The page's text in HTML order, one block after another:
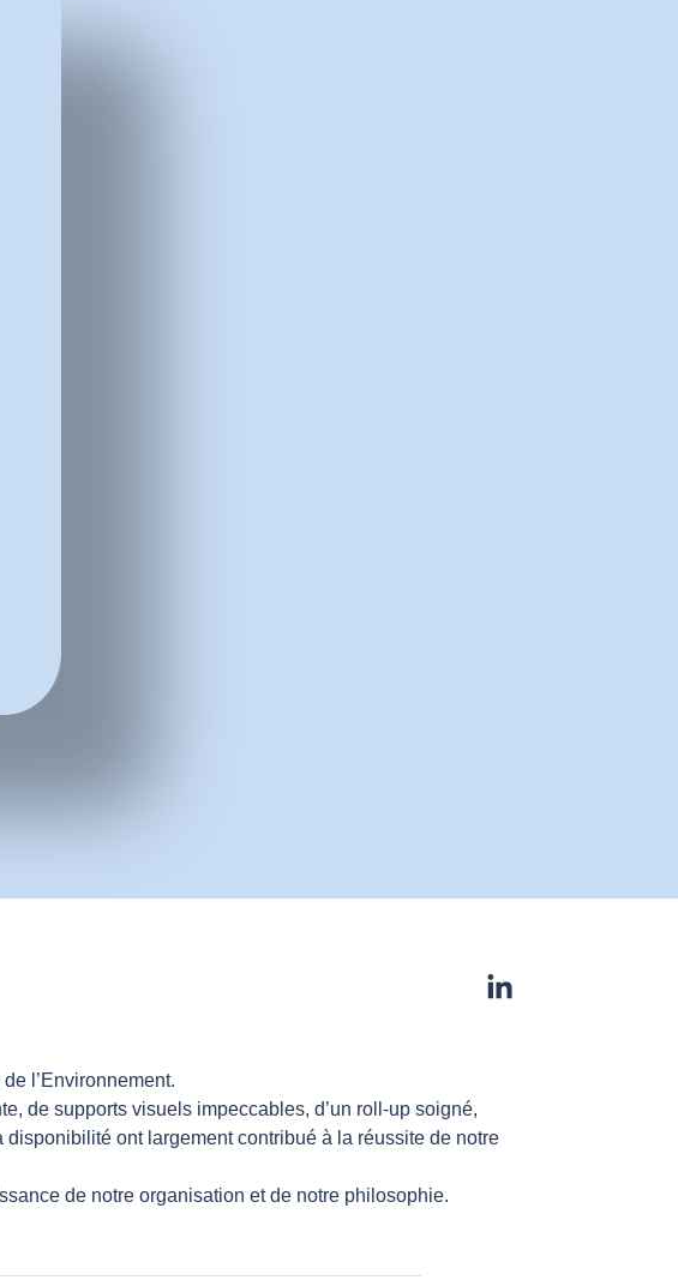
l’Environnement.
de supports visuels impeccables, d’un roll-up soigné,
ont largement contribué à la réussite de notre
de notre organisation et de notre philosophie.